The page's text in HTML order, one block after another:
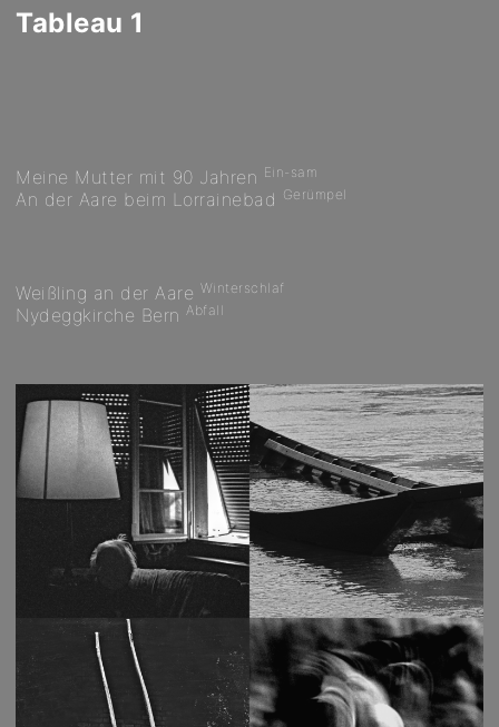
Tableau 1
Meine Mutter mit 90 Jahren Ein-sam
An der Aare beim Lorrainebad Gerümpel
Weißling an der Aare Winterschlaf
Nydeggkirche Bern Abfall